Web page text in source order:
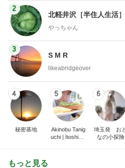
2
北軽井沢［半住人生活］
やっちゃん
3
S M R
likeabridgeover
4
秘密基地
5
Akinobu Tanig
uchi | Itoshima
6
埼玉発 お
なの小探険
もっと見る